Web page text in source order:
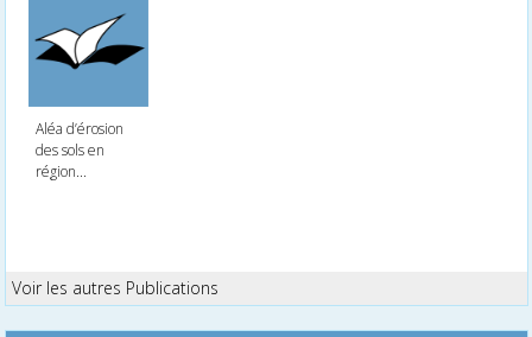
Aléa d’érosion
des sols en
région...
Voir les autres Publications